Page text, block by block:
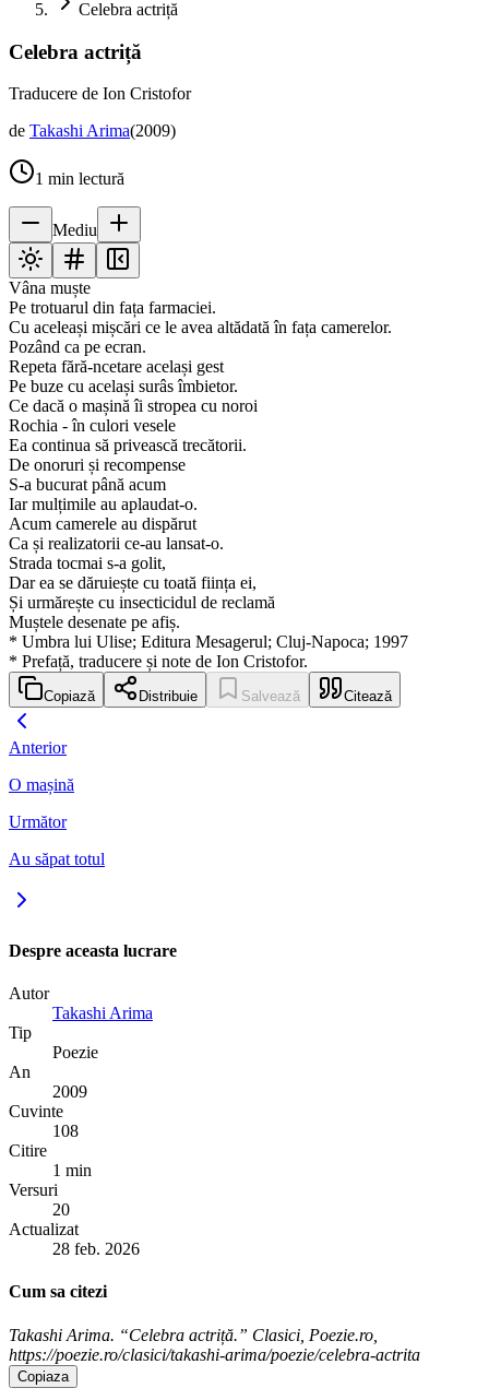
Celebra actriță
Celebra actriță
Traducere de Ion Cristofor
de Takashi Arima(2009)
1 min lectură
Mediu
Vâna muște
Pe trotuarul din fața farmaciei.
Cu aceleași mișcări ce le avea altădată în fața camerelor.
Pozând ca pe ecran.
Repeta fără-ncetare același gest
Pe buze cu același surâs îmbietor.
Ce dacă o mașină îi stropea cu noroi
Rochia - în culori vesele
Ea continua să privească trecătorii.
De onoruri și recompense
S-a bucurat până acum
Iar mulțimile au aplaudat-o.
Acum camerele au dispărut
Ca și realizatorii ce-au lansat-o.
Strada tocmai s-a golit,
Dar ea se dăruiește cu toată ființa ei,
Și urmărește cu insecticidul de reclamă
Muștele desenate pe afiș.
* Umbra lui Ulise; Editura Mesagerul; Cluj-Napoca; 1997
* Prefață, traducere și note de Ion Cristofor.
Copiază Distribuie Salvează Citează
Anterior
O mașină
Următor
Au săpat totul
Despre aceasta lucrare
Autor
Takashi Arima
Tip
Poezie
An
2009
Cuvinte
108
Citire
1 min
Versuri
20
Actualizat
28 feb. 2026
Cum sa citezi
Takashi Arima. “Celebra actriță.” Clasici, Poezie.ro,
https://poezie.ro/clasici/takashi-arima/poezie/celebra-actrita
Copiaza